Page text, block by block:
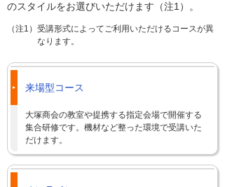
のスタイルをお選びいただけます（注1）。
（注1）受講形式によってご利用いただけるコースが異
なります。
来場型コース
大塚商会の教室や提携する指定会場で開催する
集合研修です。機材など整った環境で受講いた
だけます。